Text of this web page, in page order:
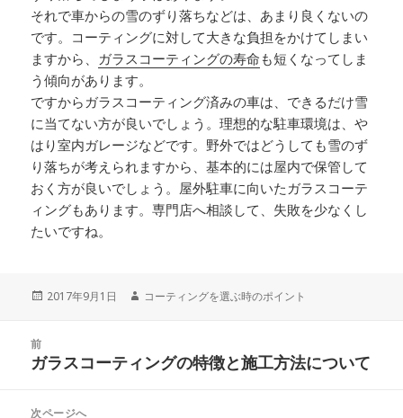
それで車からの雪のずり落ちなどは、あまり良くないの
です。コーティングに対して大きな負担をかけてしまい
ますから、 ガラスコーティングの寿命 も短くなってしま
う傾向があります。
ですからガラスコーティング済みの車は、できるだけ雪
に当てない方が良いでしょう。理想的な駐車環境は、や
はり室内ガレージなどです。野外ではどうしても雪のず
り落ちが考えられますから、基本的には屋内で保管して
おく方が良いでしょう。屋外駐車に向いたガラスコーテ
ィングもあります。専門店へ相談して、失敗を少なくし
たいですね。
投
2017年9月1日
作
コーティングを選ぶ時のポイント
前
前
投
ガラスコーティングの特徴と施工方法について
次ページへ